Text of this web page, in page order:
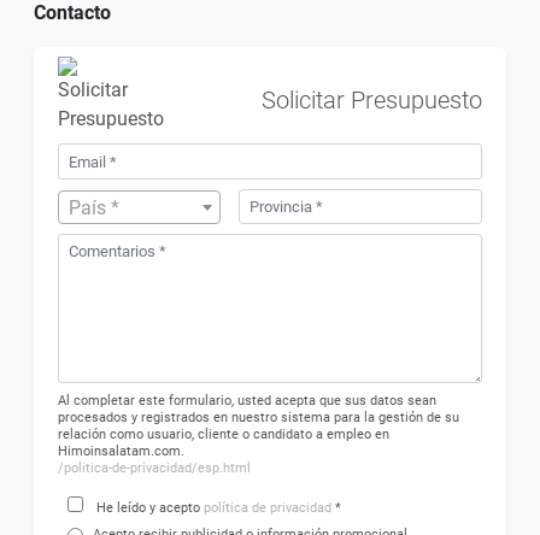
Contacto
Solicitar Presupuesto
País *
Al completar este formulario, usted acepta que sus datos sean
procesados ​​y registrados en nuestro sistema para la gestión de su
relación como usuario, cliente o candidato a empleo en
Himoinsalatam.com.
/politica-de-privacidad/esp.html
He leído y acepto política de privacidad *